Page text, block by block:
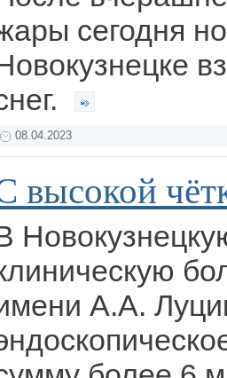
сегодня
08.04.2023
высокой
А.А.